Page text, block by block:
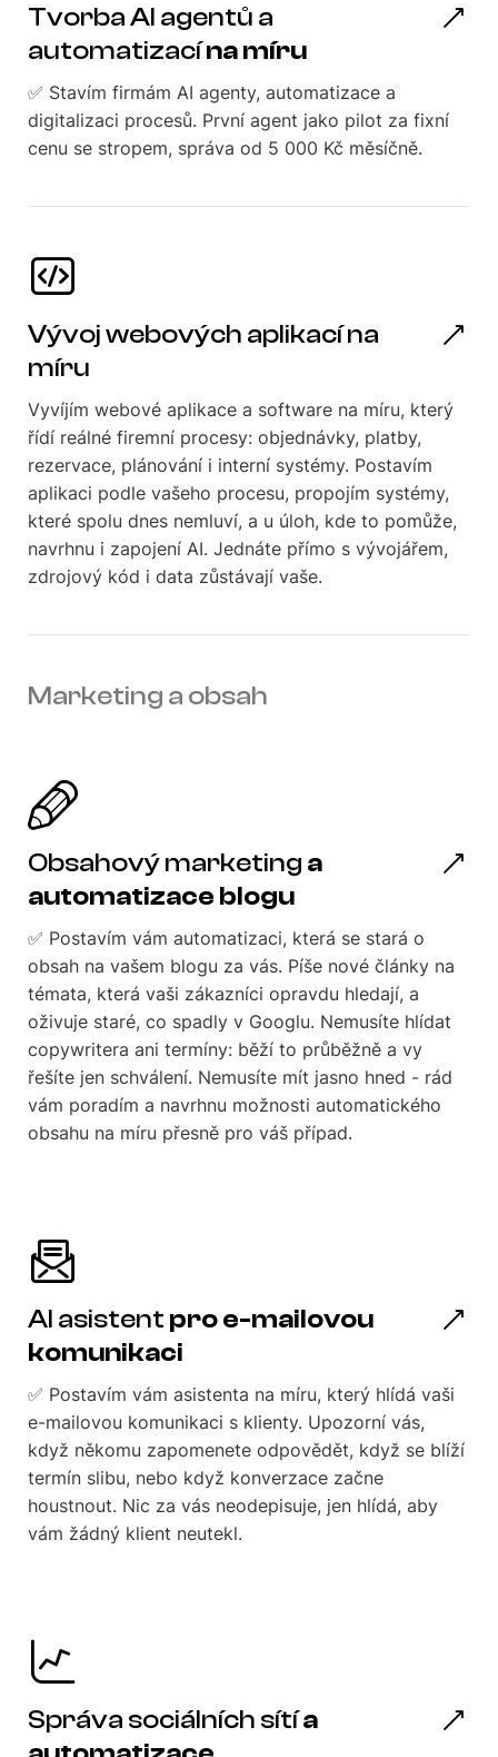
Tvorba AI agentů a
automatizacína míru
✅ Stavím firmám AI agenty, automatizace a
digitalizaci procesů. První agent jako pilot za fixní
cenu se stropem, správa od 5 000 Kč měsíčně.
Vývoj webových aplikací na
míru
Vyvíjím webové aplikace a software na míru, který
řídí reálné firemní procesy: objednávky, platby,
rezervace, plánování i interní systémy. Postavím
aplikaci podle vašeho procesu, propojím systémy,
které spolu dnes nemluví, a u úloh, kde to pomůže,
navrhnu i zapojení AI. Jednáte přímo s vývojářem,
zdrojový kód i data zůstávají vaše.
Marketing a obsah
Obsahový marketing a
automatizace blogu
✅ Postavím vám automatizaci, která se stará o
obsah na vašem blogu za vás. Píše nové články na
témata, která vaši zákazníci opravdu hledají, a
oživuje staré, co spadly v Googlu. Nemusíte hlídat
copywritera ani termíny: běží to průběžně a vy
řešíte jen schválení. Nemusíte mít jasno hned - rád
vám poradím a navrhnu možnosti automatického
obsahu na míru přesně pro váš případ.
AI asistent pro e-mailovou
komunikaci
✅ Postavím vám asistenta na míru, který hlídá vaši
e-mailovou komunikaci s klienty. Upozorní vás,
když někomu zapomenete odpovědět, když se blíží
termín slibu, nebo když konverzace začne
houstnout. Nic za vás neodepisuje, jen hlídá, aby
vám žádný klient neutekl.
Správa sociálních sítía